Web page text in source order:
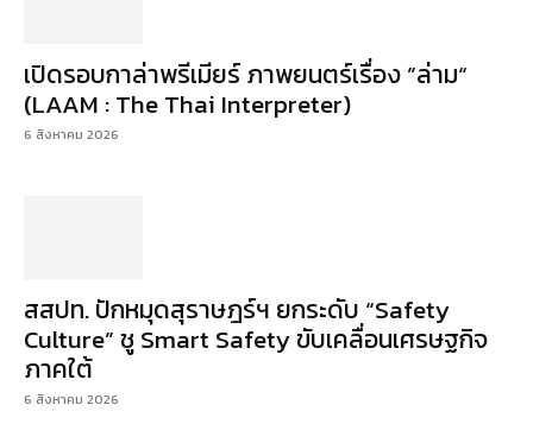
เปิดรอบกาล่าพรีเมียร์ ภาพยนตร์เรื่อง ”ล่าม“
(LAAM : The Thai Interpreter)
6 สิงหาคม 2026
สสปท. ปักหมุดสุราษฎร์ฯ ยกระดับ “Safety
Culture” ชู Smart Safety ขับเคลื่อนเศรษฐกิจ
ภาคใต้
6 สิงหาคม 2026